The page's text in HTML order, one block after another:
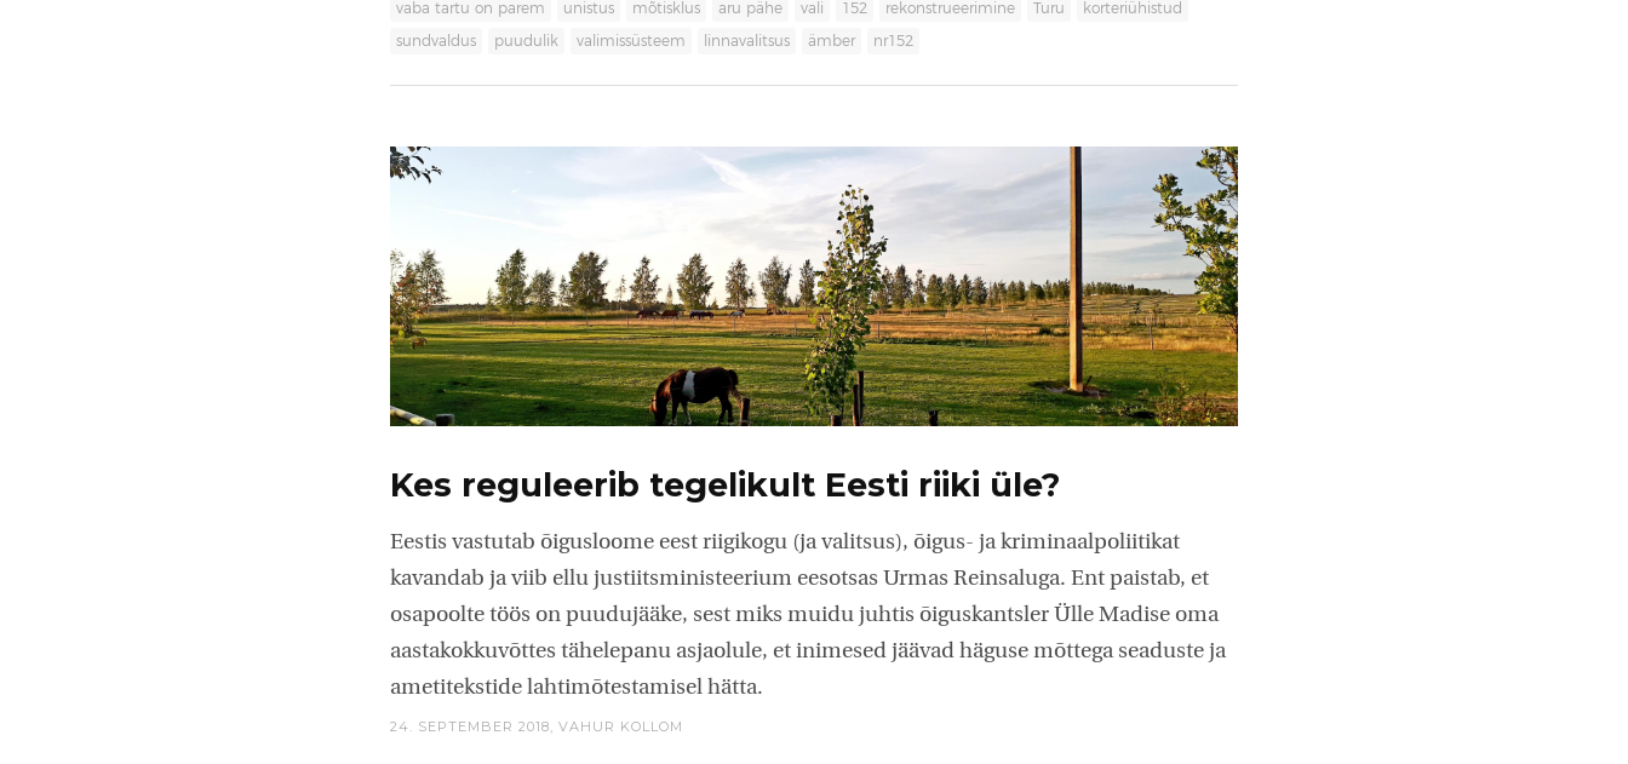
vaba tartu on parem unistus mõtisklus aru pähe vali 152 rekonstrueerimine Turu korteriühistud
sundvaldus puudulik valimissüsteem linnavalitsus ämber nr152
Kes reguleerib tegelikult Eesti riiki üle?
Eestis vastutab õigusloome eest riigikogu (ja valitsus), õigus- ja kriminaalpoliitikat
kavandab ja viib ellu justiitsministeerium eesotsas Urmas Reinsaluga. Ent paistab, et
osapoolte töös on puudujääke, sest miks muidu juhtis õiguskantsler Ülle Madise oma
aastakokkuvõttes tähelepanu asjaolule, et inimesed jäävad häguse mõttega seaduste ja
ametitekstide lahtimõtestamisel hätta.
24. SEPTEMBER 2018, VAHUR KOLLOM